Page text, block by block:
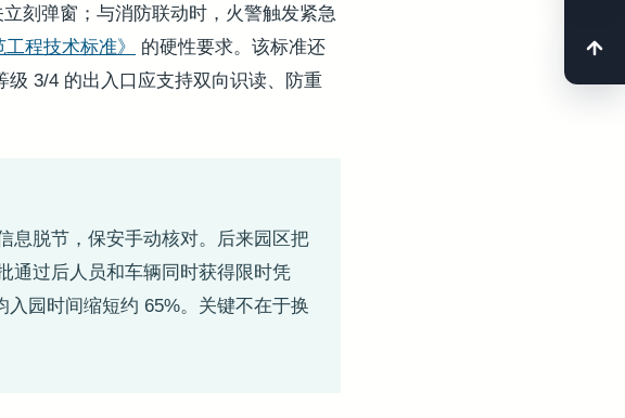
刻弹窗；与消防联动时，火警触发紧急
程技术标准》
的硬性要求。该标准还
3/4 的出入口应支持双向识读、防重
息脱节，保安手动核对。后来园区把
过后人员和车辆同时获得限时凭
园时间缩短约 65%。关键不在于换